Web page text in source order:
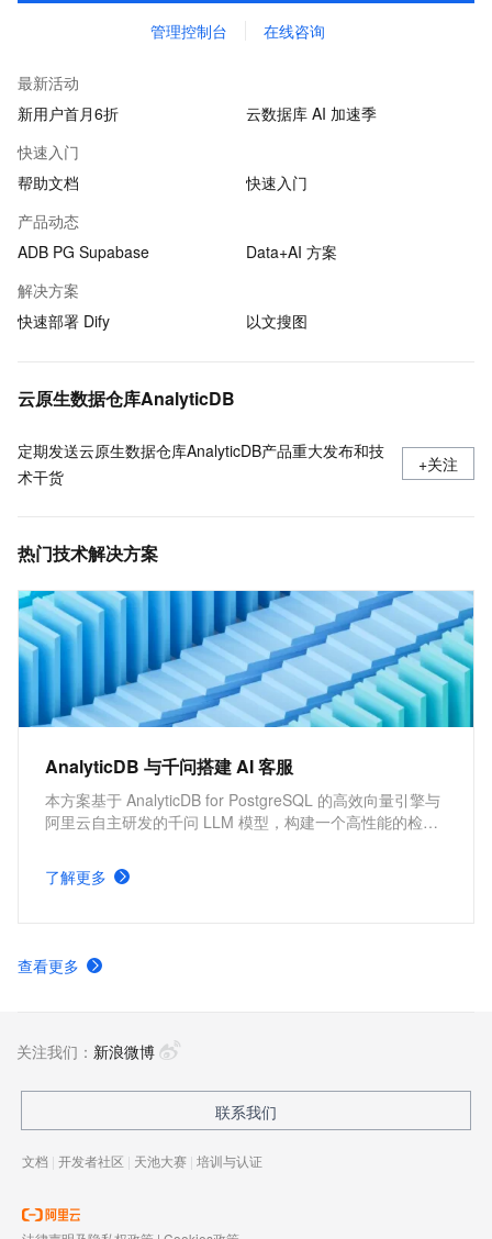
管理控制台 在线咨询
最新活动
新用户首月6折
云数据库 AI 加速季
快速入门
帮助文档
快速入门
产品动态
ADB PG Supabase
Data+AI 方案
解决方案
快速部署 Dify
以文搜图
云原生数据仓库AnalyticDB
定期发送云原生数据仓库AnalyticDB产品重大发布和技
术干货
+关注
热门技术解决方案
AnalyticDB 与千问搭建 AI 客服
本方案基于 AnalyticDB for PostgreSQL 的高效向量引擎与
阿里云自主研发的千问 LLM 模型，构建一个高性能的检索
用，实现企业的AI智能客服，更高效地解决客户问题。
了解更多
查看更多
关注我们： 新浪微博
联系我们
文档 | 开发者社区 | 天池大赛 | 培训与认证